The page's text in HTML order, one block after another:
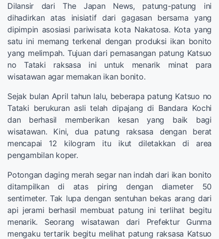
Dilansir dari The Japan News, patung-patung ini
dihadirkan atas inisiatif dari gagasan bersama yang
dipimpin asosiasi pariwisata kota Nakatosa. Kota yang
satu ini memang terkenal dengan produksi ikan bonito
yang melimpah. Tujuan dari pemasangan patung Katsuo
no Tataki raksasa ini untuk menarik minat para
wisatawan agar memakan ikan bonito.
Sejak bulan April tahun lalu, beberapa patung Katsuo no
Tataki berukuran asli telah dipajang di Bandara Kochi
dan berhasil memberikan kesan yang baik bagi
wisatawan. Kini, dua patung raksasa dengan berat
mencapai 12 kilogram itu ikut diletakkan di area
pengambilan koper.
Potongan daging merah segar nan indah dari ikan bonito
ditampilkan di atas piring dengan diameter 50
sentimeter. Tak lupa dengan sentuhan bekas arang dari
api jerami berhasil membuat patung ini terlihat begitu
menarik. Seorang wisatawan dari Prefektur Gunma
mengaku tertarik begitu melihat patung raksasa Katsuo